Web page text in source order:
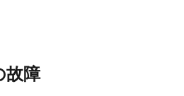
故障